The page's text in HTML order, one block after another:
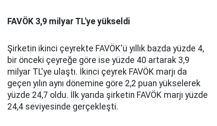
FAVÖK 3,9 milyar TL'ye yükseldi
Şirketin ikinci çeyrekte FAVÖK'ü yıllık bazda yüzde 4,
bir önceki çeyreğe göre ise yüzde 40 artarak 3,9
milyar TL'ye ulaştı. İkinci çeyrek FAVÖK marjı da
geçen yılın aynı dönemine göre 2,2 puan yükselerek
yüzde 24,7 oldu. İlk yarıda şirketin FAVÖK marjı yüzde
24,4 seviyesinde gerçekleşti.